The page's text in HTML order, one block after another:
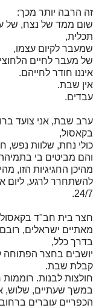
זה הרבה יותר מכך:
שום ממד של נצח, של
תכלית,
שמעבר לקיום עצמו,
של מעבר לחיים
איננו חודר לחייהם.
אין שבת.
עבדים.
ערב שבת, אני צועד
בקאסול,
כולי נחת, שלוות נפש,
והם מביטים בי
מהיכן החגיגיות הזו,
להשתחרר לרגע, ליום
24/7.
חצר בית חב"ד בקאסול
מאתיים ישראלים,
בדרך כלל,
יושבים בחצר
קבלת שבת.
חולצות לבנות.
במשך שעתיים, שלוש,
הכפריים עוברים